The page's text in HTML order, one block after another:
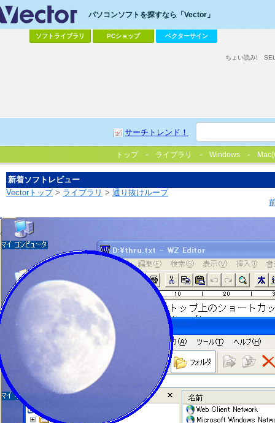
パソコンソフトを探すなら「Vector」
ソフトライブラリ PCショップ ベクターサイン
サーチトレンド！
ちょい読み!
トップ ライブラリ Windows
新着ソフトレビュー
Vectorトップ> ライブラリ > 通り抜けループ